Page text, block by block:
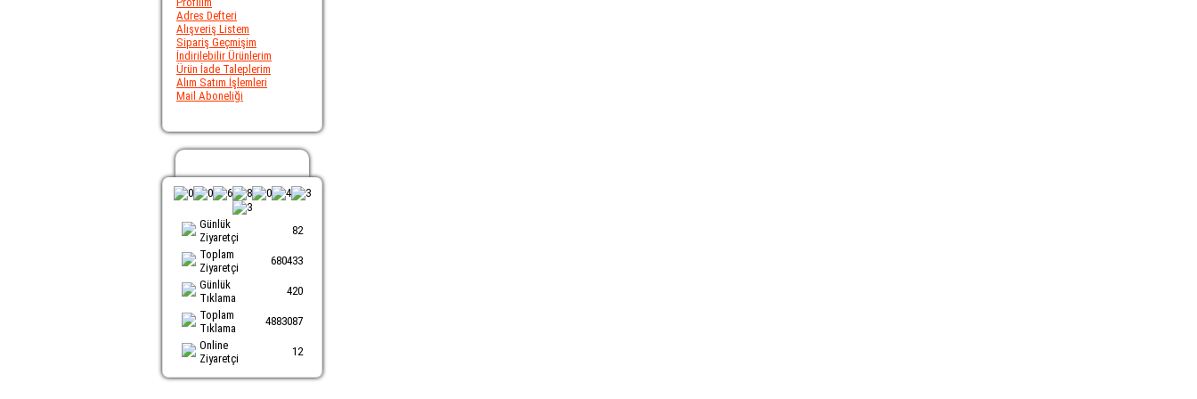
Adres Defteri
Alışveriş Listem
Sipariş Geçmişim
İndirilebilir Ürünlerim
Ürün İade Taleplerim
Alım Satım İşlemleri
Mail Aboneliği
Günlük
Ziyaretçi
82
Toplam
Ziyaretçi
680433
Günlük
Tıklama
420
Toplam
Tıklama
4883087
Online
Ziyaretçi
12